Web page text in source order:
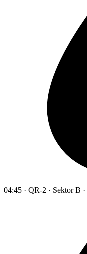
04:45 · QR-2 · Sektor B